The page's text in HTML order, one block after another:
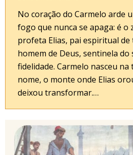
No coração do Carmelo arde
fogo que nunca se apaga: é o
profeta Elias, pai espiritual de
homem de Deus, sentinela do
fidelidade. Carmelo nasceu
nome, o monte onde Elias
deixou transformar.…